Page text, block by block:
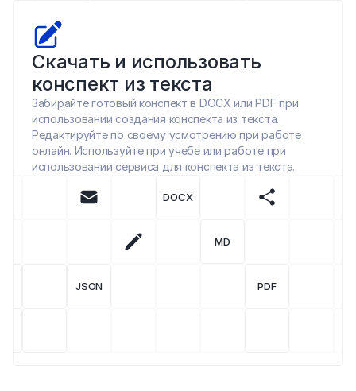
Скачать и использовать
конспект из текста
Забирайте готовый конспект в DOCX или PDF при
использовании создания конспекта из текста.
Редактируйте по своему усмотрению при работе
онлайн. Используйте при учебе или работе при
использовании сервиса для конспекта из текста.
DOCX
MD
JSON PDF